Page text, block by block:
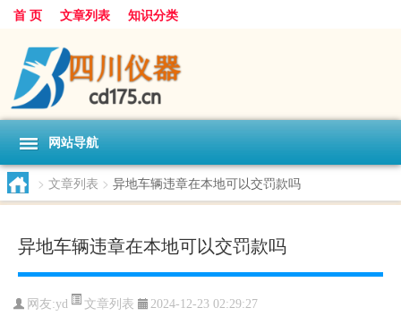
首 页 文章列表 知识分类
网站导航
> 文章列表 > 异地车辆违章在本地可以交罚款吗
异地车辆违章在本地可以交罚款吗
网友:yd 文章列表 2024-12-23 02:29:27